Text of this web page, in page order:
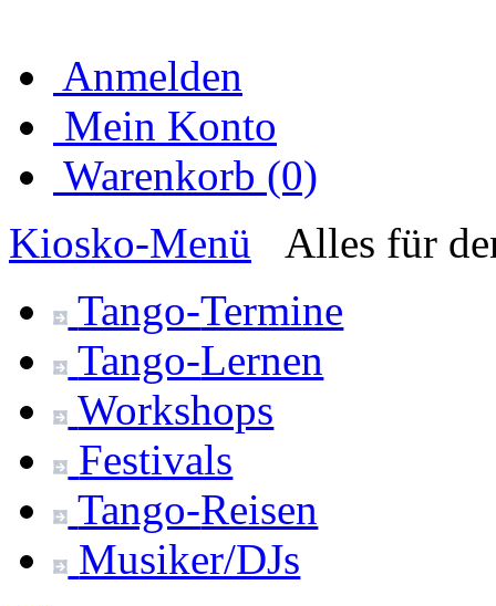
Anmelden
Mein Konto
Warenkorb (0)
Kiosko-Menü
Alles für
Tango-Termine
Tango-Lernen
Workshops
Festivals
Tango-Reisen
Musiker/DJs